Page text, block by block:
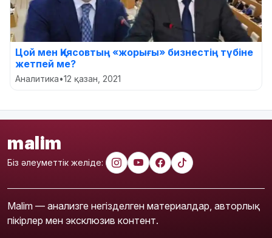
Цой мен Қиясовтың «жорығы» бизнестің түбіне
жетпей ме?
Аналитика•12 қазан, 2021
malim
Біз әлеуметтік желіде:
Malim — анализге негізделген материалдар, авторлық
пікірлер мен эксклюзив контент.